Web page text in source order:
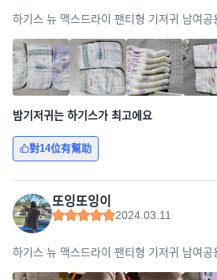
하기스 뉴 맥스드라이 팬티형 기저귀 남여
밤기저귀는 하기스가 최고에요
對14位有幫助
또잉또잉이
2024.03.11
하기스 뉴 맥스드라이 팬티형 기저귀 남여